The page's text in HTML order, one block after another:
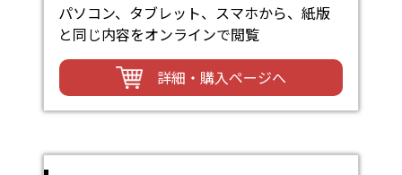
パソコン、タブレット、スマホから、紙版
と同じ内容をオンラインで閲覧
詳細・購入ページへ